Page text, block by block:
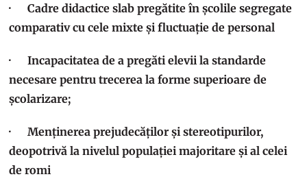
· Cadre didactice slab pregătite în școlile segregate
comparativ cu cele mixte și fluctuație de personal
· Incapacitatea de a pregăti elevii la standarde
necesare pentru trecerea la forme superioare de
școlarizare;
· Menținerea prejudecăților și stereotipurilor,
deopotrivă la nivelul populației majoritare și al celei
de romi